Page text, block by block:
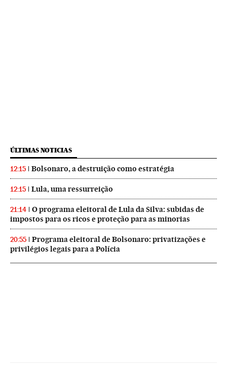
ÚLTIMAS NOTICIAS
12:15 Bolsonaro, a destruição como estratégia
12:15 Lula, uma ressurreição
21:14
O programa eleitoral de Lula da Silva: subidas de
impostos para os ricos e proteção para as minorias
20:55
Programa eleitoral de Bolsonaro: privatizações e
privilégios legais para a Polícia